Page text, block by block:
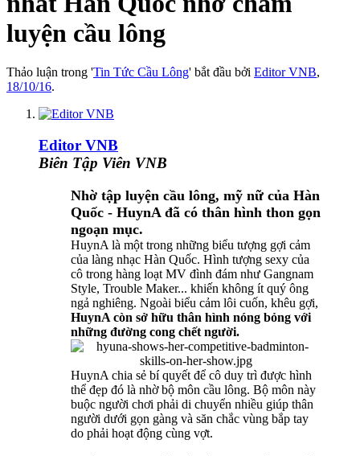
luyện cầu lông
Thảo luận trong 'Tin Tức Cầu Lông' bắt đầu bởi Editor VNB,
18/10/16.
Editor VNB
Biên Tập Viên VNB
Nhờ tập luyện cầu lông, mỹ nữ của Hàn
Quốc - HuynA đã có thân hình thon gọn
ngoạn mục.
HuynA là một trong những biểu tượng gợi cảm
của làng nhạc Hàn Quốc. Hình tượng sexy của
cô trong hàng loạt MV đình đám như Gangnam
Style, Trouble Maker... khiến không ít quý ông
ngả nghiêng. Ngoài biểu cảm lôi cuốn, khêu gợi,
HuynA còn sở hữu thân hình nóng bỏng với
những đường cong chết người.
HuynA chia sẻ bí quyết để cô duy trì được hình
thể đẹp đó là nhờ bộ môn cầu lông. Bộ môn này
buộc người chơi phải di chuyển nhiều giúp thân
người dưới gọn gàng và săn chắc vùng bắp tay
do phải hoạt động cùng vợt.